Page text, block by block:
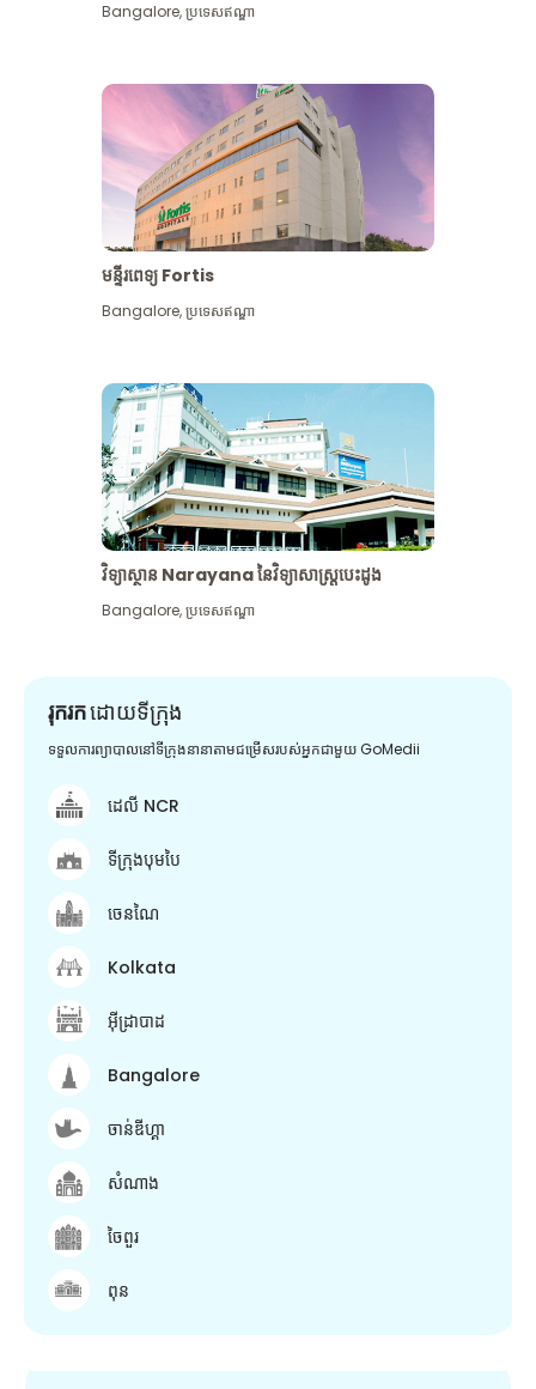
មើល​ច្រើន​ទៀត
Bangalore,ប្រទេសឥណ្ឌា
មន្ទីរពេទ្យ Fortis
Bangalore,ប្រទេសឥណ្ឌា
វិទ្យាស្ថាន Narayana នៃវិទ្យាសាស្រ្តបេះដូង
Bangalore,ប្រទេសឥណ្ឌា
រុករកដោយទីក្រុង
ទទួលការព្យាបាលនៅទីក្រុងនានាតាមជម្រើសរបស់អ្នកជាមួយ GoMedii
ដេលី NCR
ទីក្រុងបុមបៃ
ចេនណៃ
Kolkata
អ៊ីដ្រាបាដ
Bangalore
ចាន់ឌីហ្គា
សំណាង
ចៃពួរ
ពុន